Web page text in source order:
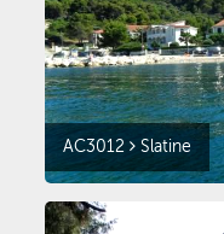
AC3012 Slatine